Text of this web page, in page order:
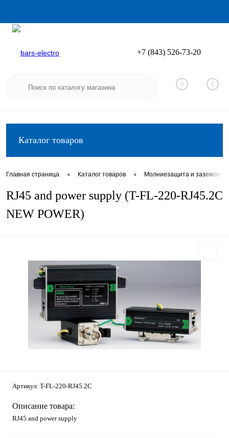
Вход
+7 (843) 526-73-20
0 0
Каталог товаров
Главная страница • Каталог товаров • Молниезащита и
RJ45 and power supply (T-FL-220-RJ45.2C
NEW POWER)
Артикул: T-FL-220-RJ45.2C
Описание товара:
RJ45 and power supply